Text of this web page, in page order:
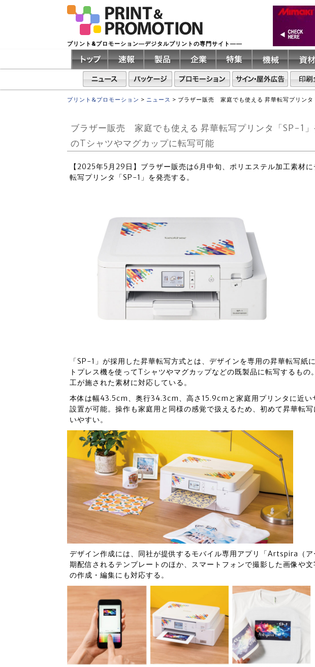
プリント&プロモーション―デジタルプリントの専門サイト――
プリント&プロモーション > ニュース > ブラザー販売 家庭でも使える 昇華転写プリン
ブラザー販売 家庭でも使える 昇華転写プリンタ「SP-1
のTシャツやマグカップに転写可能
【2025年5月29日】ブラザー販売は6月中旬、ポリエステル加工素材
転写プリンタ「SP-1」を発売する。
「SP-1」が採用した昇華転写方式とは、デザインを専用の昇華転写紙
トプレス機を使ってTシャツやマグカップなどの既製品に転写するもの
工が施された素材に対応している。
本体は幅43.5cm、奥行34.3cm、高さ15.9cmと家庭用プリンタに近い
設置が可能。操作も家庭用と同様の感覚で扱えるため、初めて昇華転
いやすい。
デザイン作成には、同社が提供するモバイル専用アプリ「Artspira（
期配信されるテンプレートのほか、スマートフォンで撮影した画像や
の作成・編集にも対応する。